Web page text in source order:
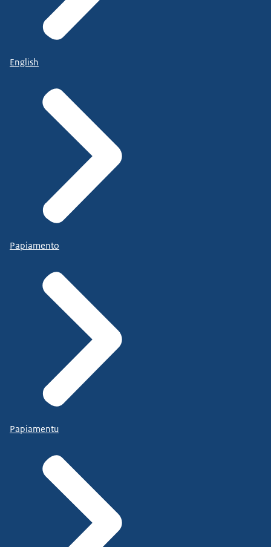
English
Papiamento
Papiamentu